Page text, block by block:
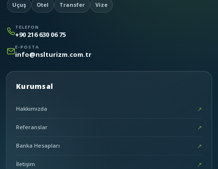
Uçuş Otel Transfer Vize
TELEFON
+90 216 630 06 75
E-POSTA
info@nslturizm.com.tr
Kurumsal
Hakkımızda ↗
Referanslar ↗
Banka Hesapları ↗
İletişim ↗